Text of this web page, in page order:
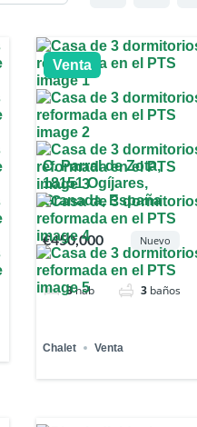
Venta
C. Parral de Zota,
18151 Ogíjares,
Granada, España
€450,000 Nuevo
3hab 3 baños
Chalet Venta